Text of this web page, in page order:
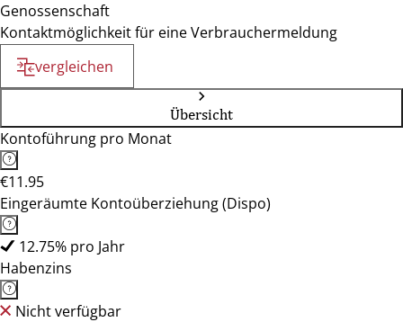
Genossenschaft
Kontaktmöglichkeit für eine Verbrauchermeldung
vergleichen
Übersicht
Kontoführung pro Monat
€11.95
Eingeräumte Kontoüberziehung (Dispo)
12.75% pro Jahr
Habenzins
Nicht verfügbar